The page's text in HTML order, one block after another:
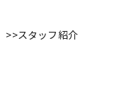
>>スタッフ紹介